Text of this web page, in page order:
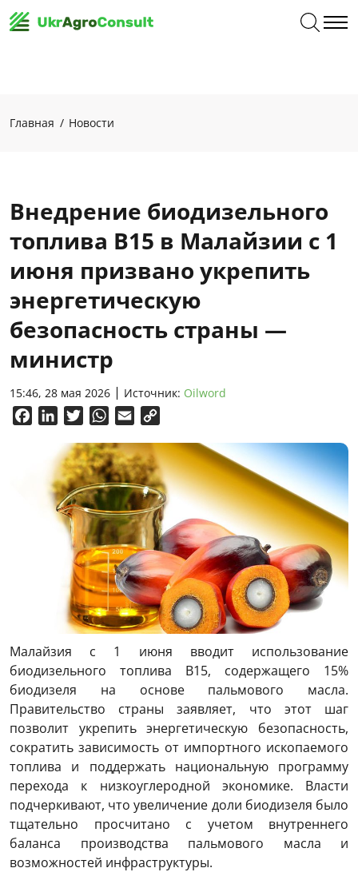
Главная Новости
Внедрение биодизельного
топлива B15 в Малайзии с 1
июня призвано укрепить
энергетическую
безопасность страны —
министр
15:46, 28 мая 2026 Источник: Oilword
FacebookLinkedInTwitterWhatsApp
Email
Малайзия с 1 июня вводит использование
биодизельного топлива B15, содержащего 15%
биодизеля на основе пальмового масла.
Правительство страны заявляет, что этот шаг
позволит укрепить энергетическую безопасность,
сократить зависимость от импортного ископаемого
топлива и поддержать национальную программу
перехода к низкоуглеродной экономике. Власти
подчеркивают, что увеличение доли биодизеля было
тщательно просчитано с учетом внутреннего
баланса производства пальмового масла и
возможностей инфраструктуры.